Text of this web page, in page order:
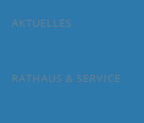
AKTUELLES
RATHAUS & SERVICE